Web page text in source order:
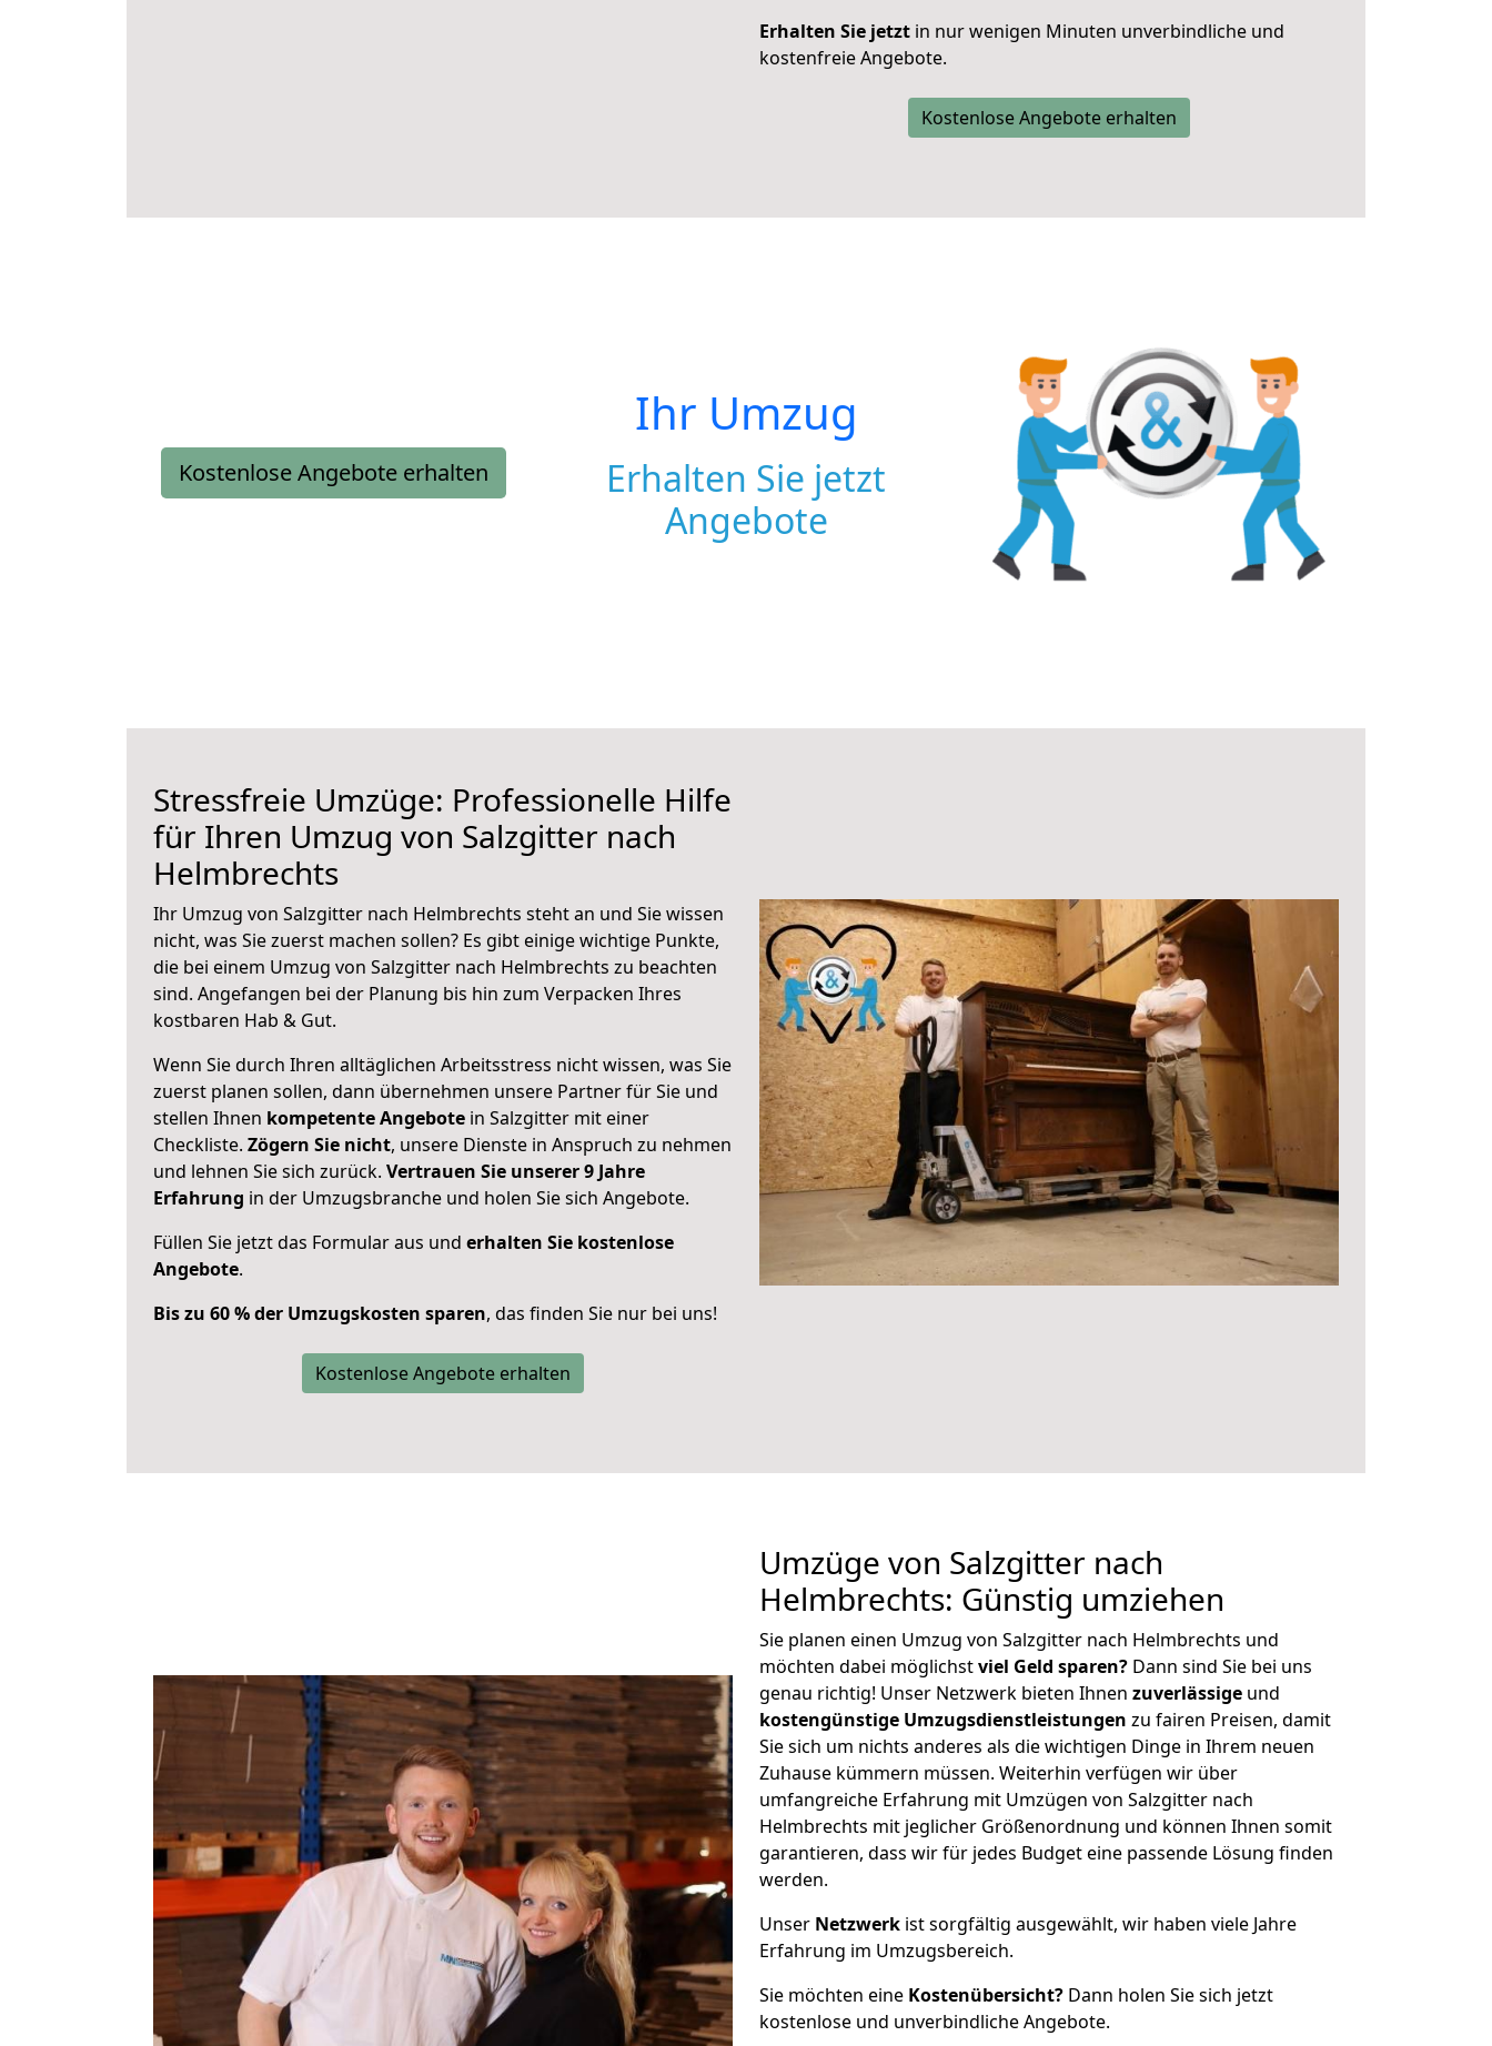
Erhalten Sie jetzt in nur wenigen Minuten unverbindliche und
kostenfreie Angebote.
Kostenlose Angebote erhalten
Kostenlose Angebote erhalten
Ihr Umzug
Erhalten Sie jetzt
Angebote
Stressfreie Umzüge: Professionelle Hilfe
für Ihren Umzug von Salzgitter nach
Helmbrechts
Ihr Umzug von Salzgitter nach Helmbrechts steht an und Sie wissen
nicht, was Sie zuerst machen sollen? Es gibt einige wichtige Punkte,
die bei einem Umzug von Salzgitter nach Helmbrechts zu beachten
sind. Angefangen bei der Planung bis hin zum Verpacken Ihres
kostbaren Hab & Gut.
Wenn Sie durch Ihren alltäglichen Arbeitsstress nicht wissen, was Sie
zuerst planen sollen, dann übernehmen unsere Partner für Sie und
stellen Ihnen kompetente Angebote in Salzgitter mit einer
Checkliste. Zögern Sie nicht, unsere Dienste in Anspruch zu nehmen
und lehnen Sie sich zurück. Vertrauen Sie unserer 9 Jahre
Erfahrung in der Umzugsbranche und holen Sie sich Angebote.
Füllen Sie jetzt das Formular aus und erhalten Sie kostenlose
Angebote.
Bis zu 60 % der Umzugskosten sparen, das finden Sie nur bei uns!
Kostenlose Angebote erhalten
Umzüge von Salzgitter nach
Helmbrechts: Günstig umziehen
Sie planen einen Umzug von Salzgitter nach Helmbrechts und
möchten dabei möglichstviel Geld sparen? Dann sind Sie bei uns
genau richtig! Unser Netzwerk bieten Ihnen zuverlässige und
kostengünstige Umzugsdienstleistungen zu fairen Preisen, damit
Sie sich um nichts anderes als die wichtigen Dinge in Ihrem neuen
Zuhause kümmern müssen. Weiterhin verfügen wir über
umfangreiche Erfahrung mit Umzügen von Salzgitter nach
Helmbrechts mit jeglicher Größenordnung und können Ihnen somit
garantieren, dass wir für jedes Budget eine passende Lösung finden
werden.
Unser Netzwerk ist sorgfältig ausgewählt, wir haben viele Jahre
Erfahrung im Umzugsbereich.
Sie möchten eine Kostenübersicht? Dann holen Sie sich jetzt
kostenlose und unverbindliche Angebote.